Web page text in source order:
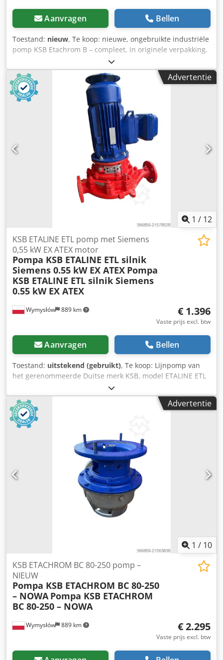
Aanvragen Bellen
Toestand: nieuw, Te koop: nieuwe, ongebruikte industriële
pomp KSB Etachrom B – compleet, in originele verpakking,
met fabrieksdocumentatie. De pomp is bedoeld voor
industriële en procesmatige toepassingen – hoogwaardige
uitvoering, geproduceerd in Duitsland. Technische
gegevens (volgens typeplaatje): Fabrikant: KSB Serie/type:
Etachrom B Capaciteit (Q): 18,0 m³/u Opvoerhoogte (H):
45,0 m Waaierdiameter: Ø 181 mm Toerental: 2904 tpm
Werkdruk: PN10 Medium viscositeit: 1,0 mm²/s Bouwjaar:
2023 Productie: Made in Germany Certificeringen: CE, EAC,
UKCA Staat: Nieuw – magazijnstaat Nooit in gebruik
geweest Originele kartonnen verpakking Gebruiks- en
montagehandleiding inbegrepen Staat zoals afgebeeld
Toepassingen: industriële installaties Crodpfx Asyhhqxjm
Aef procestechnische systemen koelinstallaties,
proceswater ingenieurs- en productie-installaties
Advertentie
1 / 12
Wymysłów 889 km
KSB ETALINE ETL pomp met Siemens
0,55 kW EX ATEX motor
Pompa KSB ETALINE ETL silnik
Siemens 0.55 kW EX ATEX Pompa
KSB ETALINE ETL silnik Siemens
0.55 kW EX ATEX
€ 1.396
Vaste prijs excl. btw
Aanvragen Bellen
Toestand: uitstekend (gebruikt), Te koop: Lijnpomp van
het gerenommeerde Duitse merk KSB, model ETALINE ETL
032-032-200, compleet met Siemens motor. Het apparaat is
ontworpen voor gebruik in industriële installaties,
verwarmingssystemen, koelsystemen en watercirculatie.
TECHNISCHE GEGEVENS POMP Fabrikant: KSB Model:
ETALINE ETL 032-032-200 Capaciteit Q: 4,0 m³/h
Opvoerhoogte H: 12 m Waaierdiameter: 191 mm Toerental:
1459 tpm Bouwjaar: 2021 Aansluitingen: flens MOTOR
Fabrikant: Siemens Vermogen: 0,55 kW Voeding: 400 V, 50
Hz Toerental: ca. 1440 tpm Rendementsklasse: IE3
Uitvoering: ATEX Ex II 2G Credoywu Haspfx Am Asf
Beveiliging: PTC TOESTAND Zeer goede staat Compleet
apparaat Lichte sporen van opslag zichtbaar Technisch
volledig functioneel TOEPASSINGEN Industriële installaties
Advertentie
1 / 10
Wymysłów 889 km
KSB ETACHROM BC 80-250 pomp –
NIEUW
Pompa KSB ETACHROM BC 80-250
– NOWA Pompa KSB ETACHROM
BC 80-250 – NOWA
€ 2.295
Vaste prijs excl. btw